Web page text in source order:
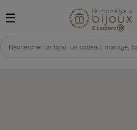
☰
Rechercher un bijou, un cadeau, mariage,